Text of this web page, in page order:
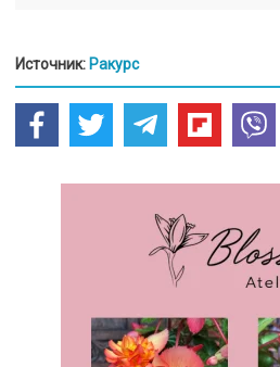
Источник: Ракурс